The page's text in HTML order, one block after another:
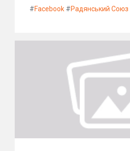
#Facebook #Радянський Союз